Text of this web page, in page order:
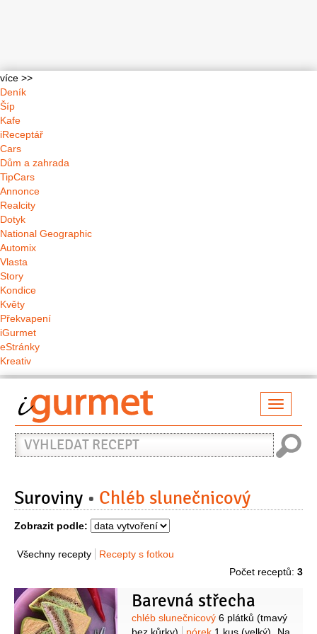
více >>
Deník
Šíp
Kafe
iReceptář
Cars
Dům a zahrada
TipCars
Annonce
Realcity
Dotyk
National Geographic
Automix
Vlasta
Story
Kondice
Květy
Překvapení
iGurmet
eStránky
Kreativ
Vyhledat
recept
Suroviny Chléb slunečnicový
Zobrazit podle:
Všechny recepty
Recepty s fotkou
Počet receptů: 3
Barevná střecha
Suroviny
chléb slunečnicový 6 plátků (tmavý